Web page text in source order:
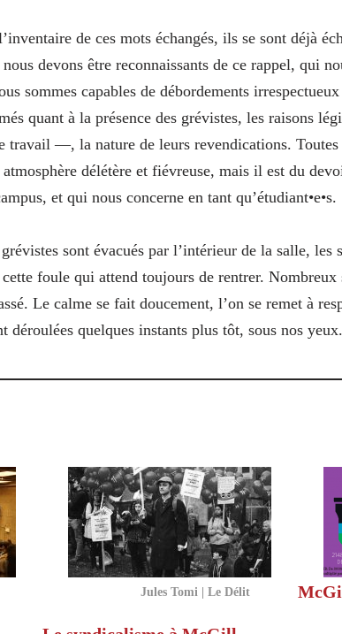
de ces mots échangés, ils se sont déjà
devons être reconnaissants de ce rappel, qui
sommes capables de débordements
quant à la présence des grévistes, les raisons
—, la nature de leurs revendications.
délétère et fiévreuse, mais il est du
et qui nous concerne en tant qu’étudiant•e•s.
sont évacués par l’intérieur de la salle, les
cette foule qui attend toujours de rentrer.
Le calme se fait doucement, l’on se remet à
déroulées quelques instants plus tôt, sous nos yeux.
Jules Tomi | Le Délit